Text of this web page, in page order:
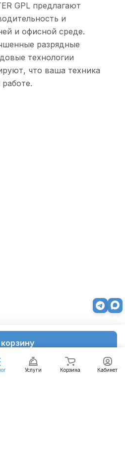
GPL предлагают
и
и офисной среде.
разрядные
технологии
что ваша техника
Услуги Корзина Кабинет